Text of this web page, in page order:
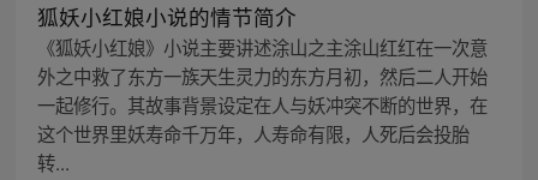
狐妖小红娘小说的情节简介
《狐妖小红娘》小说主要讲述涂山之主涂山红红在一次意
外之中救了东方一族天生灵力的东方月初，然后二人开始
一起修行。其故事背景设定在人与妖冲突不断的世界，在
这个世界里妖寿命千万年，人寿命有限，人死后会投胎
转...